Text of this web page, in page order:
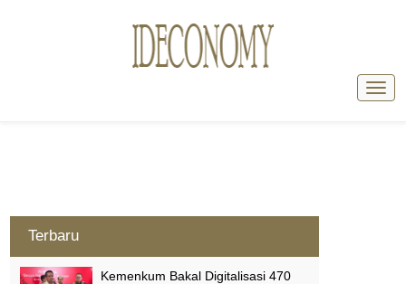
Terbaru
Kemenkum Bakal Digitalisasi 470